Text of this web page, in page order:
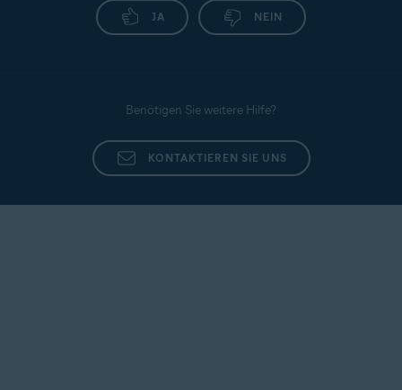
JA NEIN
Benötigen Sie weitere Hilfe?
KONTAKTIEREN SIE UNS